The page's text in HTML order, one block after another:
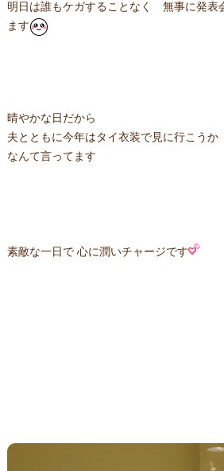
明日は誰もケガすることなく 無事に発表
ます
晴やかな日だから
夫とともに今年はタイ衣装で見に行こうか
なんて言ってます
素敵な一日で 心に潤いチャージです